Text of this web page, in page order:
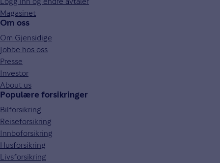
Magasinet
Om oss
Om Gjensidige
Jobbe hos oss
Presse
Investor
About us
Populære forsikringer
Bilforsikring
Reiseforsikring
Innboforsikring
Husforsikring
Livsforsikring